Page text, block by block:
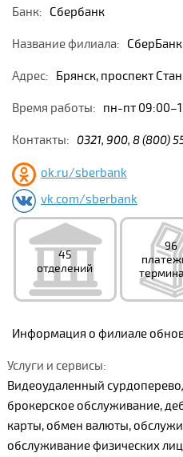
Банк: Сбербанк
Название филиала: СберБанк
Адрес: Брянск, проспект
Время работы: пн-пт
Контакты: 0321, 900, 8 (800)
ok.ru/sberbank
vk.com/sberbank
45
отделений
96
Информация о филиале
Услуги и сервисы:
Видеоудаленный
брокерское обслуживание,
карты, обмен валюты,
обслуживание физических